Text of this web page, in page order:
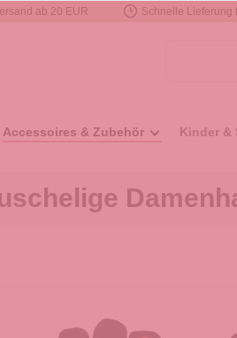
springen
ab 20 EUR Schnelle Lieferung
Accessoires & Zubehör Kinder &